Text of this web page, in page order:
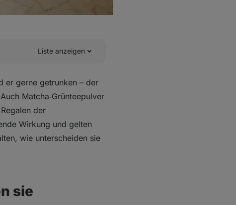
Liste anzeigen
er gerne getrunken – der
Matcha‑Grünteepulver
der
Wirkung und gelten
wie unterscheiden sie
sie